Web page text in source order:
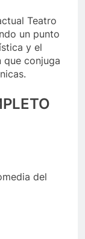
Teatro
un punto
y el
que conjuga
del